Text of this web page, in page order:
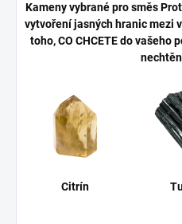
Kameny vybrané pro směs
vytvoření jasných hranic mezi
toho, CO CHCETE do vašeho
Citrín